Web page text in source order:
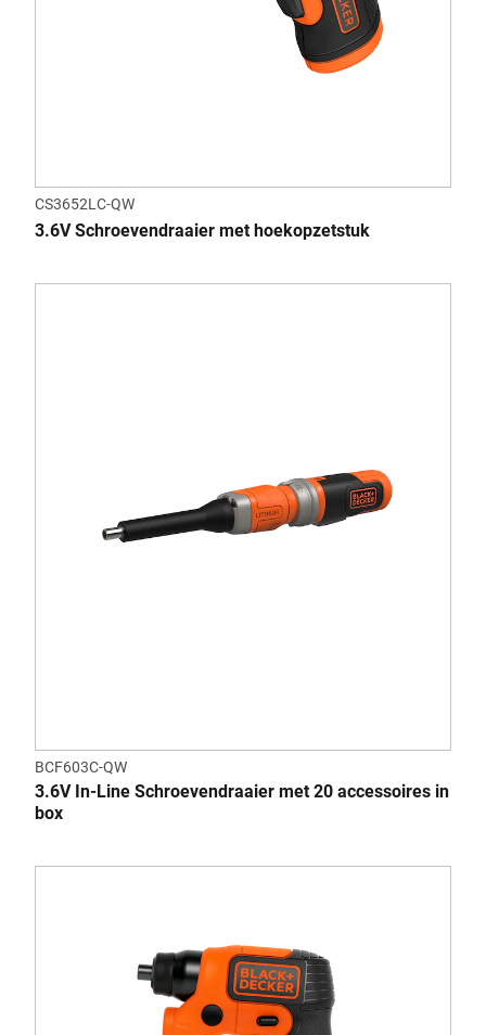
CS3652LC-QW
3.6V Schroevendraaier met hoekopzetstuk
BCF603C-QW
3.6V In-Line Schroevendraaier met 20 accessoires in
box